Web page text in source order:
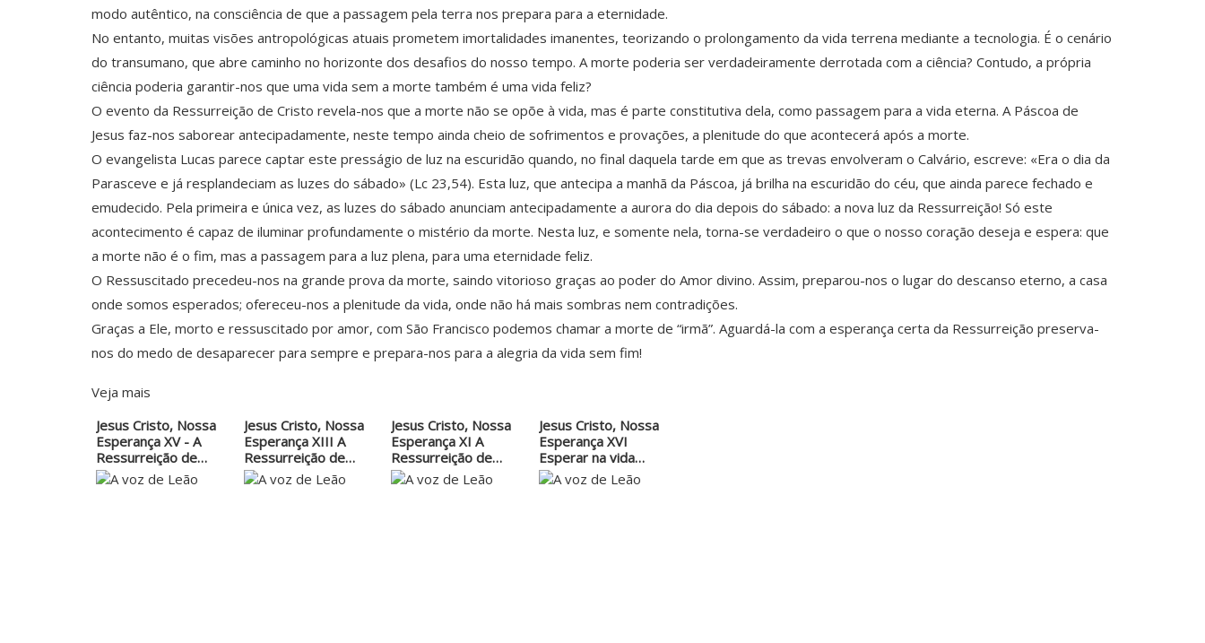
modo autêntico, na consciência de que a passagem pela terra nos prepara para a eternidade.
No entanto, muitas visões antropológicas atuais prometem imortalidades imanentes, teorizando o prolongamento da vida terrena mediante a tecnologia. É o cenário
do transumano, que abre caminho no horizonte dos desafios do nosso tempo. A morte poderia ser verdadeiramente derrotada com a ciência? Contudo, a própria
ciência poderia garantir-nos que uma vida sem a morte também é uma vida feliz?
O evento da Ressurreição de Cristo revela-nos que a morte não se opõe à vida, mas é parte constitutiva dela, como passagem para a vida eterna. A Páscoa de
Jesus faz-nos saborear antecipadamente, neste tempo ainda cheio de sofrimentos e provações, a plenitude do que acontecerá após a morte.
O evangelista Lucas parece captar este presságio de luz na escuridão quando, no final daquela tarde em que as trevas envolveram o Calvário, escreve: «Era o dia da
Parasceve e já resplandeciam as luzes do sábado» (Lc 23,54). Esta luz, que antecipa a manhã da Páscoa, já brilha na escuridão do céu, que ainda parece fechado e
emudecido. Pela primeira e única vez, as luzes do sábado anunciam antecipadamente a aurora do dia depois do sábado: a nova luz da Ressurreição! Só este
acontecimento é capaz de iluminar profundamente o mistério da morte. Nesta luz, e somente nela, torna-se verdadeiro o que o nosso coração deseja e espera: que
a morte não é o fim, mas a passagem para a luz plena, para uma eternidade feliz.
O Ressuscitado precedeu-nos na grande prova da morte, saindo vitorioso graças ao poder do Amor divino. Assim, preparou-nos o lugar do descanso eterno, a casa
onde somos esperados; ofereceu-nos a plenitude da vida, onde não há mais sombras nem contradições.
Graças a Ele, morto e ressuscitado por amor, com São Francisco podemos chamar a morte de “irmã”. Aguardá-la com a esperança certa da Ressurreição preserva-
nos do medo de desaparecer para sempre e prepara-nos para a alegria da vida sem fim!
Veja mais
Jesus Cristo, Nossa
Esperança XV - A
Ressurreição de…
Jesus Cristo, Nossa
Esperança XIII A
Ressurreição de…
Jesus Cristo, Nossa
Esperança XI A
Ressurreição de…
Jesus Cristo, Nossa
Esperança XVI
Esperar na vida…